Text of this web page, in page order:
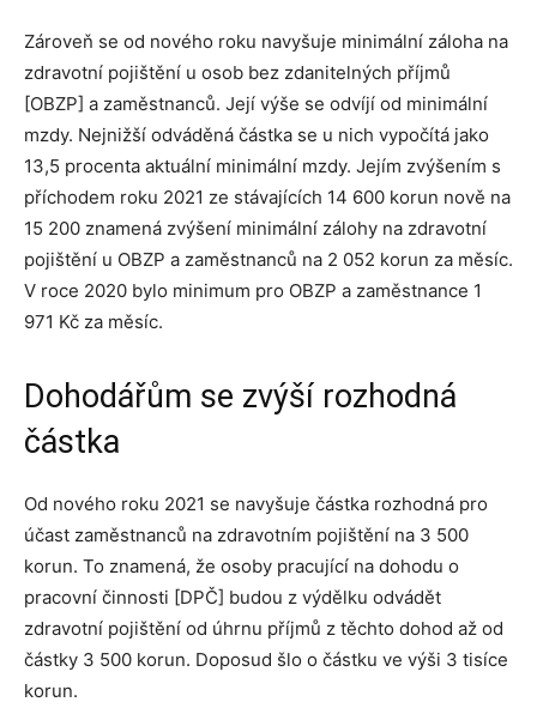
Zároveň se od nového roku navyšuje minimální záloha na
zdravotní pojištění u osob bez zdanitelných příjmů
[OBZP] a zaměstnanců. Její výše se odvíjí od minimální
mzdy. Nejnižší odváděná částka se u nich vypočítá jako
13,5 procenta aktuální minimální mzdy. Jejím zvýšením s
příchodem roku 2021 ze stávajících 14 600 korun nově na
15 200 znamená zvýšení minimální zálohy na zdravotní
pojištění u OBZP a zaměstnanců na 2 052 korun za měsíc.
V roce 2020 bylo minimum pro OBZP a zaměstnance 1
971 Kč za měsíc.
Dohodářům se zvýší rozhodná
částka
Od nového roku 2021 se navyšuje částka rozhodná pro
účast zaměstnanců na zdravotním pojištění na 3 500
korun. To znamená, že osoby pracující na dohodu o
pracovní činnosti [DPČ] budou z výdělku odvádět
zdravotní pojištění od úhrnu příjmů z těchto dohod až od
částky 3 500 korun. Doposud šlo o částku ve výši 3 tisíce
korun.